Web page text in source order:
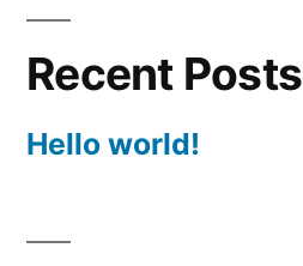
Recent Posts
Hello world!